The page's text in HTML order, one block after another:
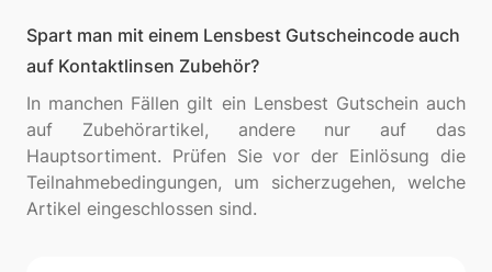
Spart man mit einem Lensbest Gutscheincode auch
auf Kontaktlinsen Zubehör?
In manchen Fällen gilt ein Lensbest Gutschein auch
auf Zubehörartikel, andere nur auf das
Hauptsortiment. Prüfen Sie vor der Einlösung die
Teilnahmebedingungen, um sicherzugehen, welche